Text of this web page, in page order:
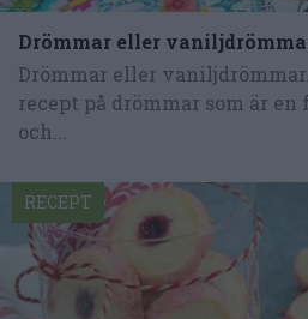
Drömmar eller
Drömmar eller
recept på drömmar som är
och...
RECEPT